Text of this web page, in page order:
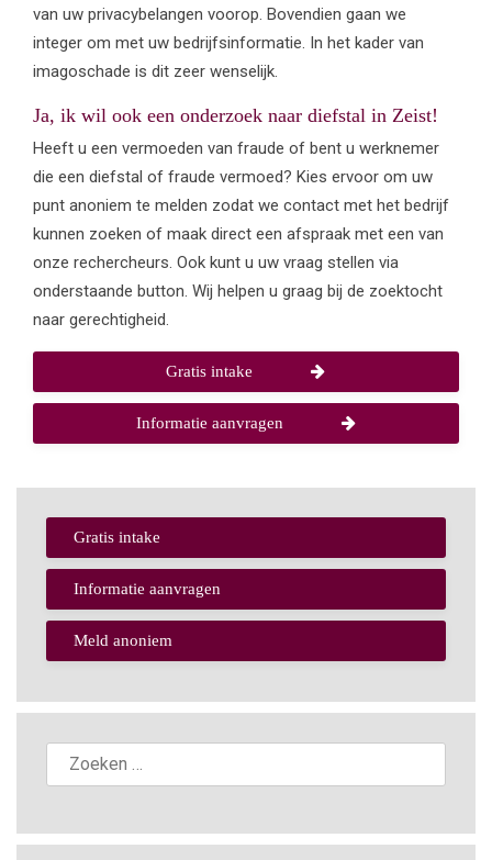
van uw privacybelangen voorop. Bovendien gaan we
integer om met uw bedrijfsinformatie. In het kader van
imagoschade is dit zeer wenselijk.
Ja, ik wil ook een onderzoek naar diefstal in Zeist!
Heeft u een vermoeden van fraude of bent u werknemer
die een diefstal of fraude vermoed? Kies ervoor om uw
punt anoniem te melden zodat we contact met het bedrijf
kunnen zoeken of maak direct een afspraak met een van
onze rechercheurs. Ook kunt u uw vraag stellen via
onderstaande button. Wij helpen u graag bij de zoektocht
naar gerechtigheid.
Gratis intake
Informatie aanvragen
Gratis intake
Informatie aanvragen
Meld anoniem